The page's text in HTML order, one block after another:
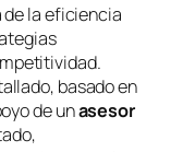
de la eficiencia
basado en
de unasesor